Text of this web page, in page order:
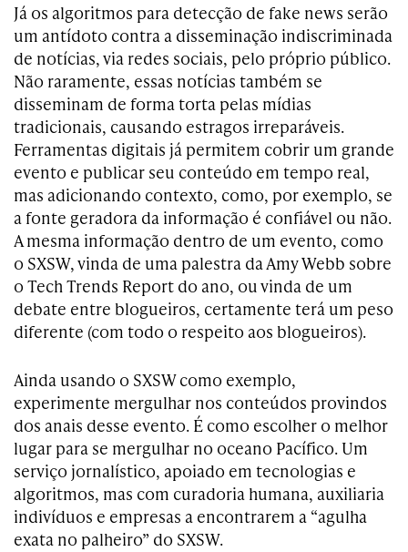
Já os algoritmos para detecção de fake news serão
um antídoto contra a disseminação indiscriminada
de notícias, via redes sociais, pelo próprio público.
Não raramente, essas notícias também se
disseminam de forma torta pelas mídias
tradicionais, causando estragos irreparáveis.
Ferramentas digitais já permitem cobrir um grande
evento e publicar seu conteúdo em tempo real,
mas adicionando contexto, como, por exemplo, se
a fonte geradora da informação é confiável ou não.
A mesma informação dentro de um evento, como
o SXSW, vinda de uma palestra da Amy Webb sobre
o Tech Trends Report do ano, ou vinda de um
debate entre blogueiros, certamente terá um peso
diferente (com todo o respeito aos blogueiros).
Ainda usando o SXSW como exemplo,
experimente mergulhar nos conteúdos provindos
dos anais desse evento. É como escolher o melhor
lugar para se mergulhar no oceano Pacífico. Um
serviço jornalístico, apoiado em tecnologias e
algoritmos, mas com curadoria humana, auxiliaria
indivíduos e empresas a encontrarem a “agulha
exata no palheiro” do SXSW.